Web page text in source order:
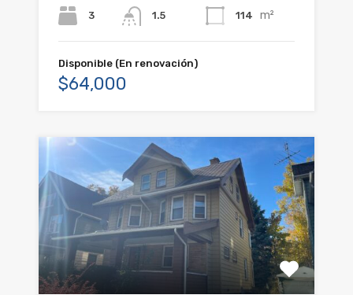
3 1.5 114 m²
Disponible (En renovación)
$64,000